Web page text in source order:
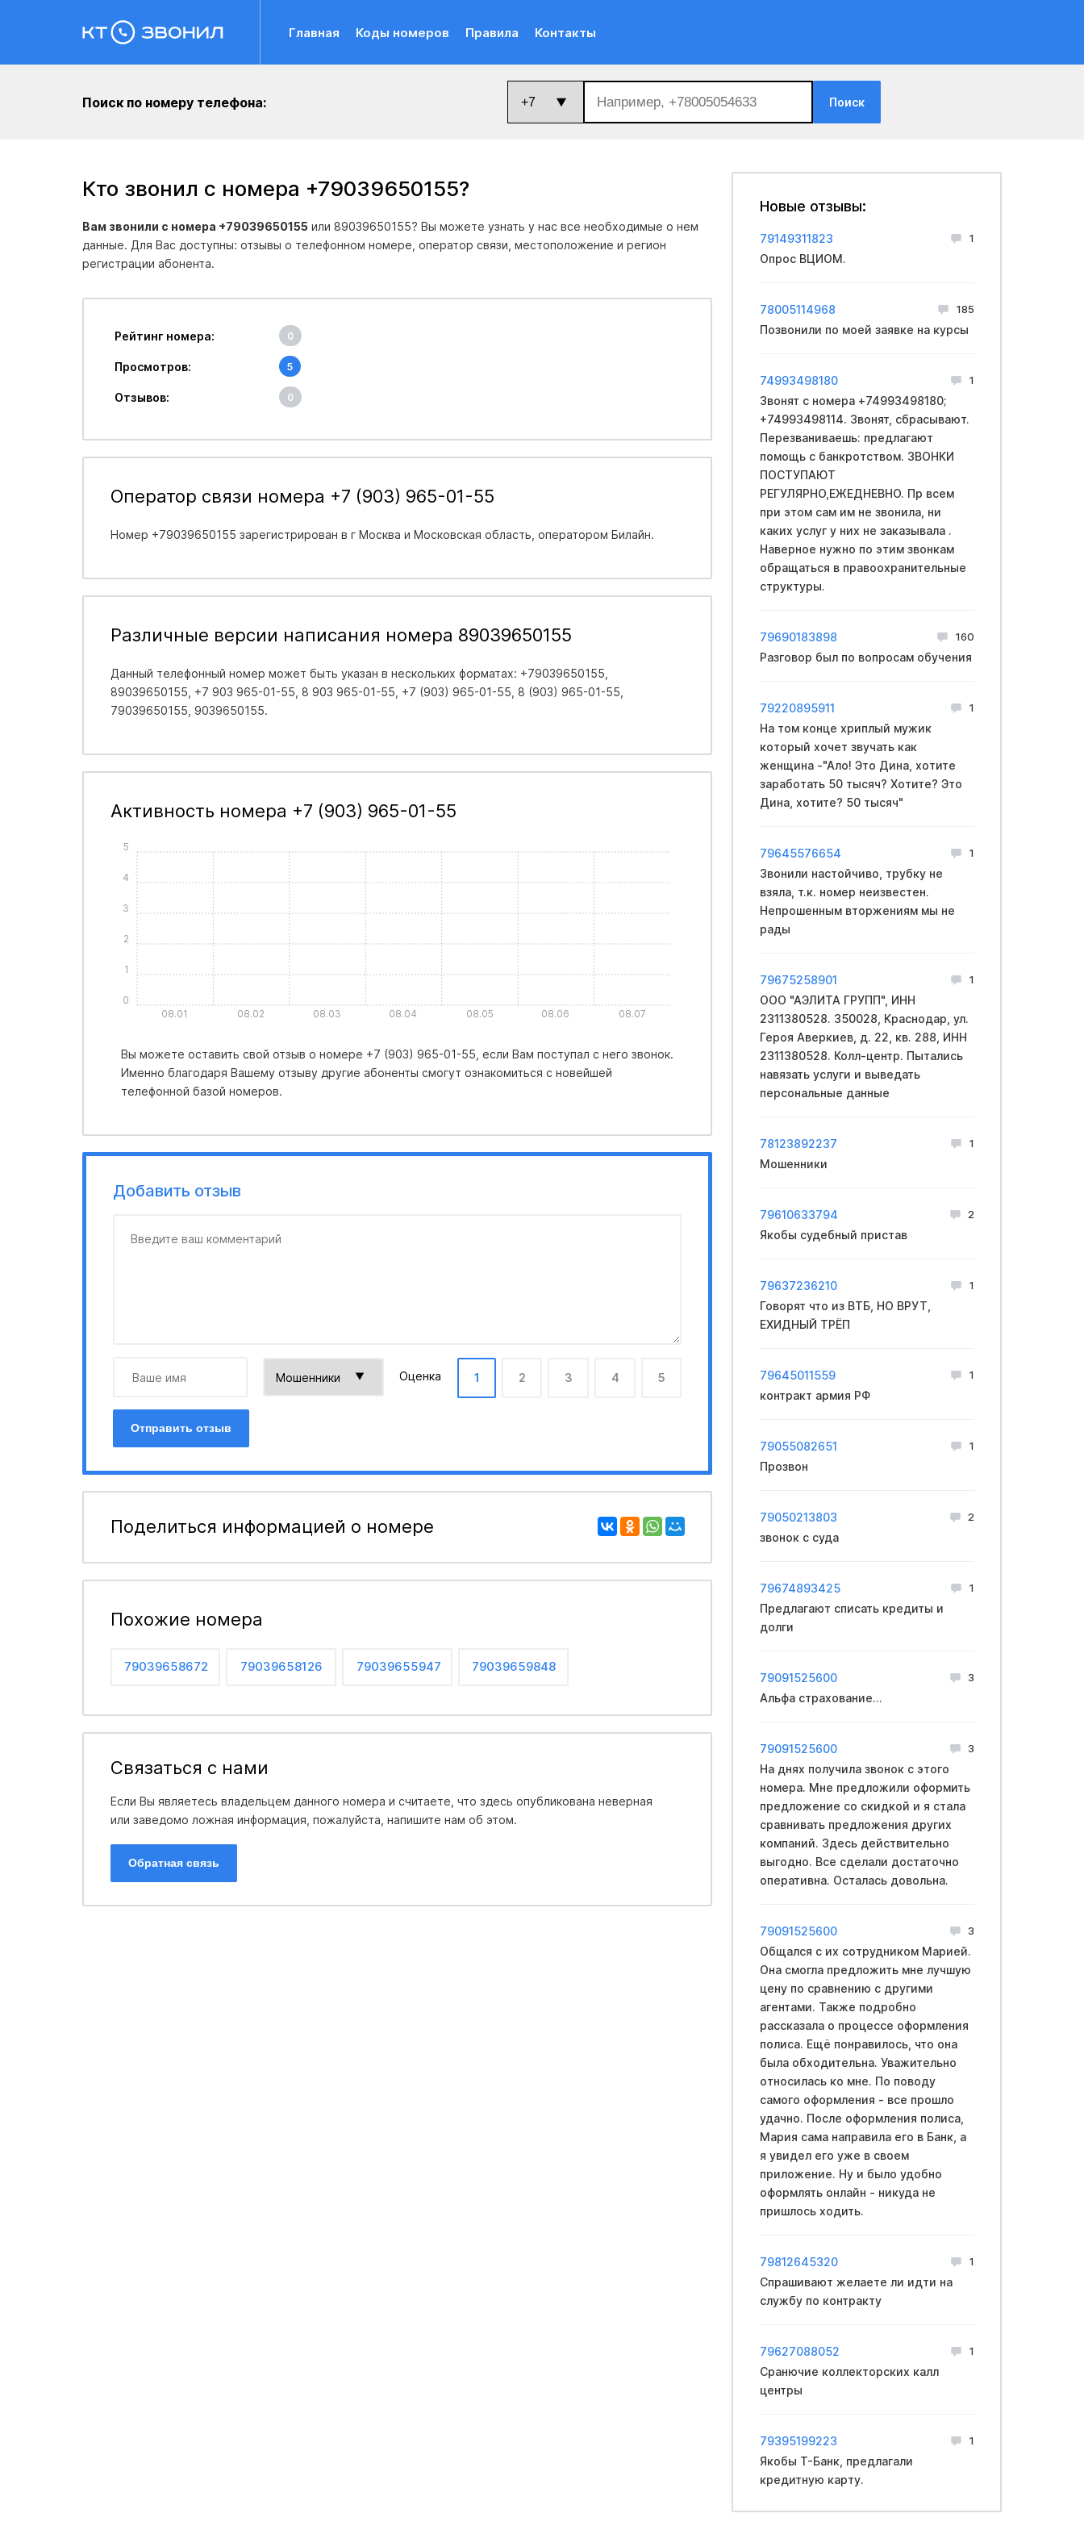
Главная Коды номеров Правила Контакты
Поиск по номеру телефона: Поиск
Кто звонил с номера +79039650155?
Вам звонили с номера +79039650155 или 89039650155? Вы можете узнать у нас все необходимые о нем
данные. Для Вас доступны: отзывы о телефонном номере, оператор связи, местоположение и регион
регистрации абонента.
Рейтинг номера: 0
Просмотров: 5
Отзывов: 0
Оператор связи номера +7 (903) 965-01-55
Номер +79039650155 зарегистрирован в г Москва и Московская область , оператором Билайн.
Различные версии написания номера 89039650155
Данный телефонный номер может быть указан в нескольких форматах: +79039650155,
89039650155, +7 903 965-01-55, 8 903 965-01-55, +7 (903) 965-01-55, 8 (903) 965-01-55,
79039650155, 9039650155.
Активность номера +7 (903) 965-01-55
08.01 08.02 08.03 08.04 08.05 08.06 08.07
0
1
2
3
4
5
Вы можете оставить свой отзыв о номере +7 (903) 965-01-55, если Вам поступал с него звонок.
Именно благодаря Вашему отзыву другие абоненты смогут ознакомиться с новейшей
телефонной базой номеров.
Добавить отзыв
Оценка 1 2 3 4 5
Отправить отзыв
Поделиться информацией о номере
Похожие номера
79039658672 79039658126 79039655947 79039659848
Связаться с нами
Если Вы являетесь владельцем данного номера и считаете, что здесь опубликована неверная
или заведомо ложная информация, пожалуйста, напишите нам об этом.
Обратная связь
Новые отзывы:
79149311823 1
Опрос ВЦИОМ.
78005114968 185
Позвонили по моей заявке на курсы
74993498180 1
Звонят с номера +74993498180;
+74993498114. Звонят, сбрасывают.
Перезваниваешь: предлагают
помощь с банкротством. ЗВОНКИ
ПОСТУПАЮТ
РЕГУЛЯРНО,ЕЖЕДНЕВНО. Пр всем
при этом сам им не звонила, ни
каких услуг у них не заказывала .
Наверное нужно по этим звонкам
обращаться в правоохранительные
структуры.
79690183898 160
Разговор был по вопросам обучения
79220895911 1
На том конце хриплый мужик
который хочет звучать как
женщина -"Ало! Это Дина, хотите
заработать 50 тысяч? Хотите? Это
Дина, хотите? 50 тысяч"
79645576654 1
Звонили настойчиво, трубку не
взяла, т.к. номер неизвестен.
Непрошенным вторжениям мы не
рады
79675258901 1
ООО "АЭЛИТА ГРУПП", ИНН
2311380528. 350028, Краснодар, ул.
Героя Аверкиев, д. 22, кв. 288, ИНН
2311380528. Колл-центр. Пытались
навязать услуги и выведать
персональные данные
78123892237 1
Мошенники
79610633794 2
Якобы судебный пристав
79637236210 1
Говорят что из ВТБ, НО ВРУТ,
ЕХИДНЫЙ ТРЁП
79645011559 1
контракт apмия PФ
79055082651 1
Прозвон
79050213803 2
звонок с cуда
79674893425 1
Предлагают списать кредиты и
долги
79091525600 3
Aльфа cтраxoвание...
79091525600 3
На днях получила звонок с этого
номера. Мне предложили оформить
предложение со скидкой и я стала
сравнивать предложения других
компаний. Здесь действительно
выгодно. Все сделали достаточно
оперативна. Осталась довольна.
79091525600 3
Общался с их сотрудником Марией.
Она смогла предложить мне лучшую
цену по сравнению с другими
агентами. Также подробно
рассказала о процессе оформления
полиса. Ещё понравилось, что она
была обходительна. Уважительно
относилась ко мне. По поводу
самого оформления - все прошло
удачно. После оформления полиса,
Мария сама направила его в Банк, а
я увидел его уже в своем
приложение. Ну и было удобно
оформлять онлайн - никуда не
пришлось ходить.
79812645320 1
Спрашивают желаете ли идти на
службу по контракту
79627088052 1
Сранючие коллекторских калл
центры
79395199223 1
Якобы Т-Банк, предлагали
кредитную карту.